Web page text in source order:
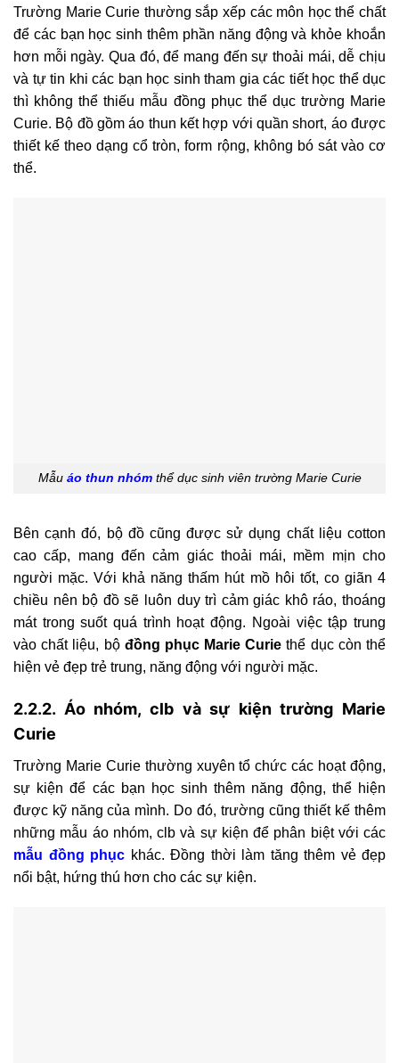
Trường Marie Curie thường sắp xếp các môn học thể chất
để các bạn học sinh thêm phần năng động và khỏe khoắn
hơn mỗi ngày. Qua đó, để mang đến sự thoải mái, dễ chịu
và tự tin khi các bạn học sinh tham gia các tiết học thể dục
thì không thể thiếu mẫu đồng phục thể dục trường Marie
Curie. Bộ đồ gồm áo thun kết hợp với quần short, áo được
thiết kế theo dạng cổ tròn, form rộng, không bó sát vào cơ
thể.
Mẫu áo thun nhómthể dục sinh viên trường Marie Curie
Bên cạnh đó, bộ đồ cũng được sử dụng chất liệu cotton
cao cấp, mang đến cảm giác thoải mái, mềm mịn cho
người mặc. Với khả năng thấm hút mồ hôi tốt, co giãn 4
chiều nên bộ đồ sẽ luôn duy trì cảm giác khô ráo, thoáng
mát trong suốt quá trình hoạt động. Ngoài việc tập trung
vào chất liệu, bộ đồng phục Marie Curiethể dục còn thể
hiện vẻ đẹp trẻ trung, năng động với người mặc.
2.2.2. Áo nhóm, clb và sự kiện trường Marie
Curie
Trường Marie Curie thường xuyên tổ chức các hoạt động,
sự kiện để các bạn học sinh thêm năng động, thể hiện
được kỹ năng của mình. Do đó, trường cũng thiết kế thêm
những mẫu áo nhóm, clb và sự kiện để phân biệt với các
mẫu đồng phục khác. Đồng thời làm tăng thêm vẻ đẹp
nổi bật, hứng thú hơn cho các sự kiện.